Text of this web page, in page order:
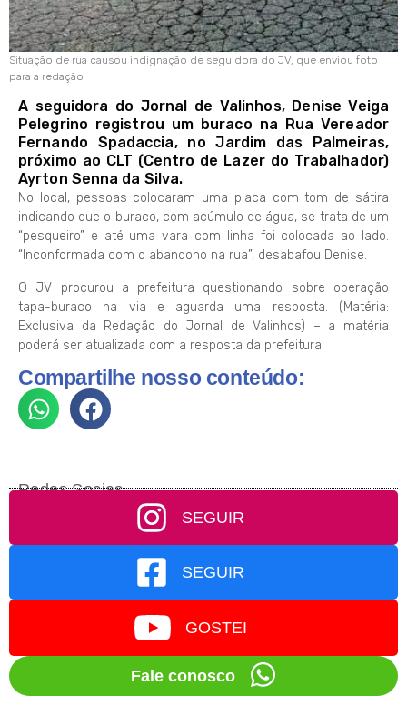
Situação de rua causou indignação de seguidora do JV, que enviou foto
para a redação
A seguidora do Jornal de Valinhos, Denise Veiga
Pelegrino registrou um buraco na Rua Vereador
Fernando Spadaccia, no Jardim das Palmeiras,
próximo ao CLT (Centro de Lazer do Trabalhador)
Ayrton Senna da Silva.
No local, pessoas colocaram uma placa com tom de sátira
indicando que o buraco, com acúmulo de água, se trata de um
“pesqueiro” e até uma vara com linha foi colocada ao lado.
“Inconformada com o abandono na rua”, desabafou Denise.
O JV procurou a prefeitura questionando sobre operação
tapa-buraco na via e aguarda uma resposta. (Matéria:
Exclusiva da Redação do Jornal de Valinhos) – a matéria
poderá ser atualizada com a resposta da prefeitura.
Compartilhe nosso conteúdo:
Redes Socias
SEGUIR
SEGUIR
GOSTEI
Fale conosco